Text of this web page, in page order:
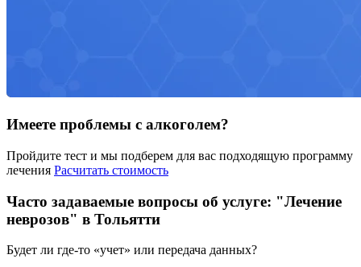
Имеете проблемы с алкоголем?
Пройдите тест и мы подберем для вас подходящую программу
лечения Расчитать стоимость
Часто задаваемые вопросы об услуге: "Лечение
неврозов" в Тольятти
Будет ли где-то «учет» или передача данных?